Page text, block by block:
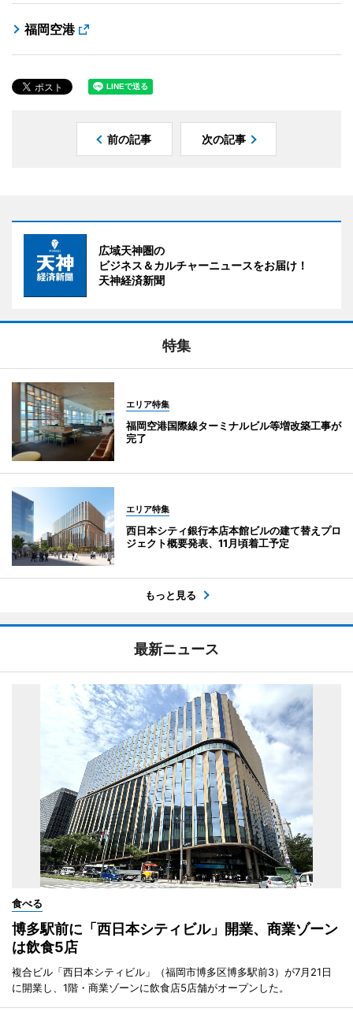
福岡空港
前の記事 次の記事
広域天神圏の
ビジネス＆カルチャーニュースをお届け！
天神経済新聞
特集
エリア特集
福岡空港国際線ターミナルビル等増改築工事が
完了
エリア特集
西日本シティ銀行本店本館ビルの建て替えプロ
ジェクト概要発表、11月頃着工予定
もっと見る
最新ニュース
食べる
博多駅前に「西日本シティビル」開業、商業ゾーン
は飲食5店
複合ビル「西日本シティビル」（福岡市博多区博多駅前3）が7月21日
に開業し、1階・商業ゾーンに飲食店5店舗がオープンした。